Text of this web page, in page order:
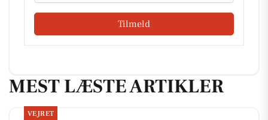
Tilmeld
MEST LÆSTE ARTIKLER
VEJRET